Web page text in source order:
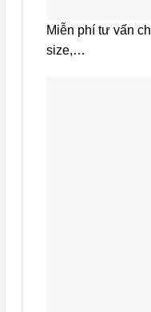
Miễn phí tư vấn
size,…